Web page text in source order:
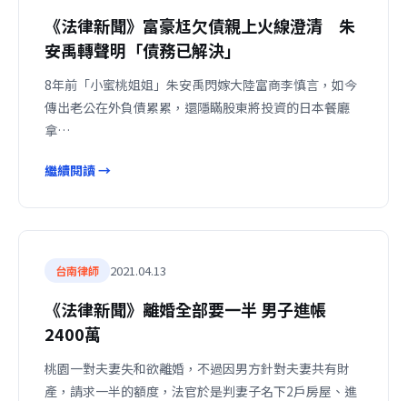
《法律新聞》富豪尪欠債親上火線澄清 朱
安禹轉聲明「債務已解決」
8年前「小蜜桃姐姐」朱安禹閃嫁大陸富商李慎言，如今
傳出老公在外負債累累，還隱瞞股東將投資的日本餐廳
拿…
繼續閱讀 →
台南律師 2021.04.13
《法律新聞》離婚全部要一半 男子進帳
2400萬
桃園一對夫妻失和欲離婚，不過因男方針對夫妻共有財
產，請求一半的額度，法官於是判妻子名下2戶房屋、進